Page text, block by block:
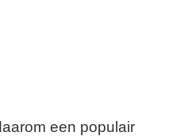
een populair